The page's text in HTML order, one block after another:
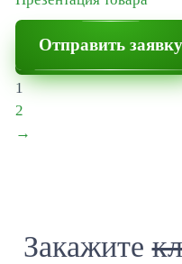
Отправить заявку
1
2
→
Закажите